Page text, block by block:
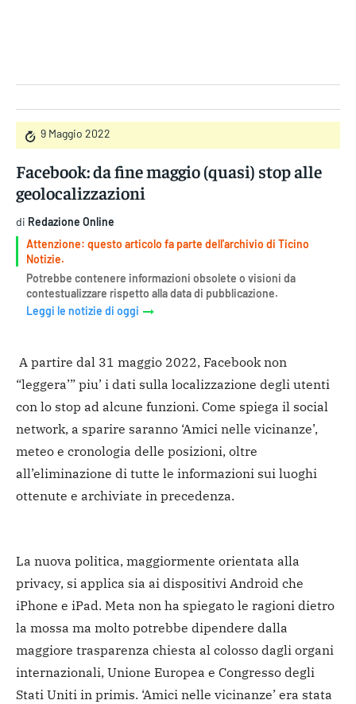
9 Maggio 2022
Facebook: da fine maggio (quasi) stop alle
geolocalizzazioni
di Redazione Online
Attenzione: questo articolo fa parte dell'archivio di Ticino
Notizie.
Potrebbe contenere informazioni obsolete o visioni da
contestualizzare rispetto alla data di pubblicazione.
Leggi le notizie di oggi
A partire dal 31 maggio 2022, Facebook non
“leggera’” piu’ i dati sulla localizzazione degli utenti
con lo stop ad alcune funzioni. Come spiega il social
network, a sparire saranno ‘Amici nelle vicinanze’,
meteo e cronologia delle posizioni, oltre
all’eliminazione di tutte le informazioni sui luoghi
ottenute e archiviate in precedenza.
La nuova politica, maggiormente orientata alla
privacy, si applica sia ai dispositivi Android che
iPhone e iPad. Meta non ha spiegato le ragioni dietro
la mossa ma molto potrebbe dipendere dalla
maggiore trasparenza chiesta al colosso dagli organi
internazionali, Unione Europea e Congresso degli
Stati Uniti in primis. ‘Amici nelle vicinanze’ era stata